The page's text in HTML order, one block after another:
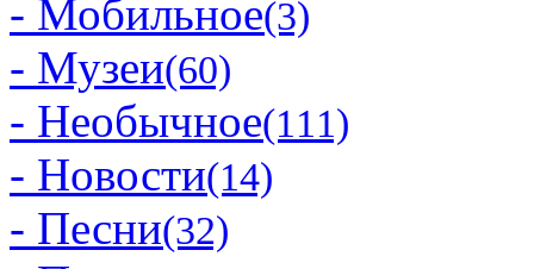
- Мобильное(3)
- Музеи(60)
- Необычное(111)
- Новости(14)
- Песни(32)